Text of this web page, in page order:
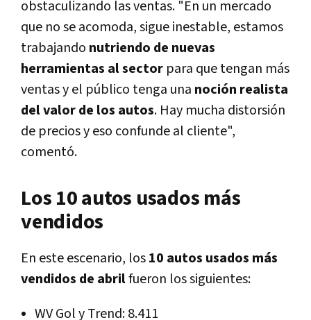
obstaculizando las ventas. "En un mercado
que no se acomoda, sigue inestable, estamos
trabajando nutriendo de nuevas
herramientas al sector para que tengan más
ventas y el público tenga una noción realista
del valor de los autos. Hay mucha distorsión
de precios y eso confunde al cliente",
comentó.
Los 10 autos usados más
vendidos
En este escenario, los10 autos usados más
vendidos de abrilfueron los siguientes:
WV Gol y Trend: 8.411